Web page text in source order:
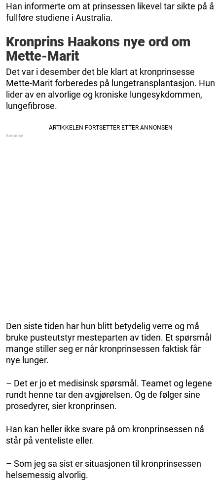
Han informerte om at prinsessen likevel tar sikte på å
fullføre studiene i Australia.
Kronprins Haakons nye ord om
Mette-Marit
Det var i desember det ble klart at kronprinsesse
Mette-Marit forberedes på lungetransplantasjon. Hun
lider av en alvorlige og kroniske lungesykdommen,
lungefibrose.
Den siste tiden har hun blitt betydelig verre og må
bruke pusteutstyr mesteparten av tiden. Et spørsmål
mange stiller seg er når kronprinsessen faktisk får
nye lunger.
– Det er jo et medisinsk spørsmål. Teamet og legene
rundt henne tar den avgjørelsen. Og de følger sine
prosedyrer, sier kronprinsen.
Han kan heller ikke svare på om kronprinsessen nå
står på venteliste eller.
– Som jeg sa sist er situasjonen til kronprinsessen
helsemessig alvorlig.